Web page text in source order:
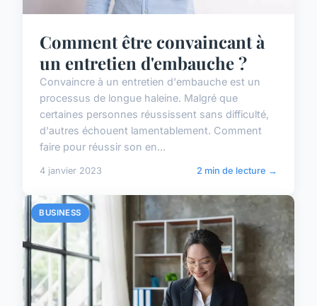
Comment être convaincant à
un entretien d'embauche ?
Convaincre à un entretien d'embauche est un
processus de longue haleine. Malgré que
certaines personnes réussissent sans difficulté,
d'autres échouent lamentablement. Comment
faire pour réussir son en...
4 janvier 2023 2 min de lecture →
BUSINESS